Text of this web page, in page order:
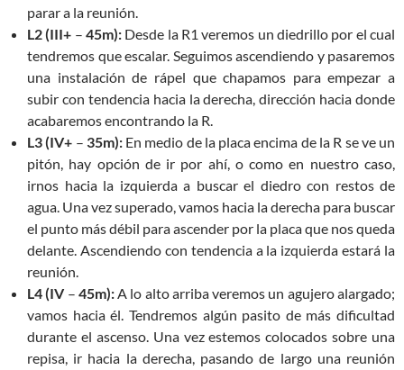
parar a la reunión.
L2 (III+ –45m): Desde la R1 veremos un diedrillo por el cual
tendremos que escalar. Seguimos ascendiendo y pasaremos
una instalación de rápel que chapamos para empezar a
subir con tendencia hacia la derecha, dirección hacia donde
acabaremos encontrando la R.
L3 (IV+ – 35m): En medio de la placa encima de la R se ve un
pitón, hay opción de ir por ahí, o como en nuestro caso,
irnos hacia la izquierda a buscar el diedro con restos de
agua. Una vez superado, vamos hacia la derecha para buscar
el punto más débil para ascender por la placa que nos queda
delante. Ascendiendo con tendencia a la izquierda estará la
reunión.
L4 (IV – 45m):A lo alto arriba veremos un agujero alargado;
vamos hacia él. Tendremos algún pasito de más dificultad
durante el ascenso. Una vez estemos colocados sobre una
repisa, ir hacia la derecha, pasando de largo una reunión